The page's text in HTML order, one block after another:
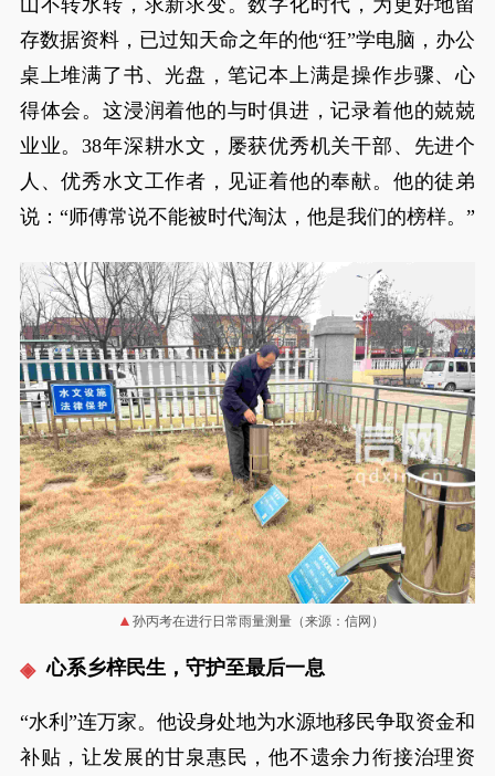
山不转水转，求新求变。数字化时代，为更好地留
存数据资料，已过知天命之年的他“狂”学电脑，办公
桌上堆满了书、光盘，笔记本上满是操作步骤、心
得体会。这浸润着他的与时俱进，记录着他的兢兢
业业。38年深耕水文，屡获优秀机关干部、先进个
人、优秀水文工作者，见证着他的奉献。他的徒弟
说：“师傅常说不能被时代淘汰，他是我们的榜样。”
孙丙考在进行日常雨量测量（来源：信网）
心系乡梓民生，守护至最后一息
“水利”连万家。他设身处地为水源地移民争取资金和
补贴，让发展的甘泉惠民，他不遗余力衔接治理资